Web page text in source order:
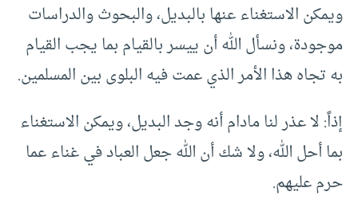
ويمكن الاستغناء عنها بالبديل، والبحوث والدراسات
موجودة، ونسأل الله أن ييسر بالقيام بما يجب القيام
به تجاه هذا الأمر الذي عمت فيه البلوى بين المسلمين.
إذاً: لا عذر لنا مادام أنه وجد البديل، ويمكن الاستغناء
بما أحل الله، ولا شك أن الله جعل العباد في غناء عما
حرم عليهم.